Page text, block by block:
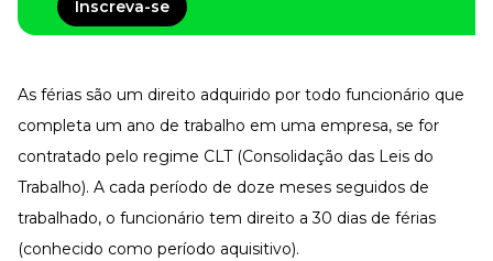
Tudo para facilitar a rotina
Cursos
Todos os Cursos
Inscreva-se
As férias são um direito adquirido por todo funcionário que
completa um ano de trabalho em uma empresa, se for
contratado pelo regime CLT (Consolidação das Leis do
Trabalho). A cada período de doze meses seguidos de
trabalhado, o funcionário tem direito a 30 dias de férias
(conhecido como período aquisitivo).